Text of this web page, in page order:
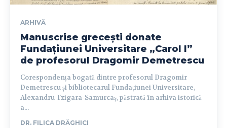
ARHIVĂ
Manuscrise grecești donate
Fundațiunei Universitare „Carol I”
de profesorul Dragomir Demetrescu
Corespondența bogată dintre profesorul Dragomir
Demetrescu și bibliotecarul Fundațiunei Universitare,
Alexandru Tzigara-Samurcaș, păstrată în arhiva istorică
a...
DR. FILICA DRĂGHICI